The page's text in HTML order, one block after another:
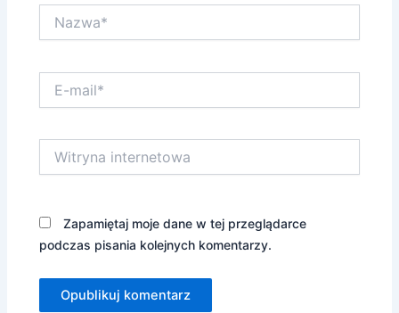
mail*
internetowa
Zapamiętaj moje dane w tej przeglądarce
podczas pisania kolejnych komentarzy.